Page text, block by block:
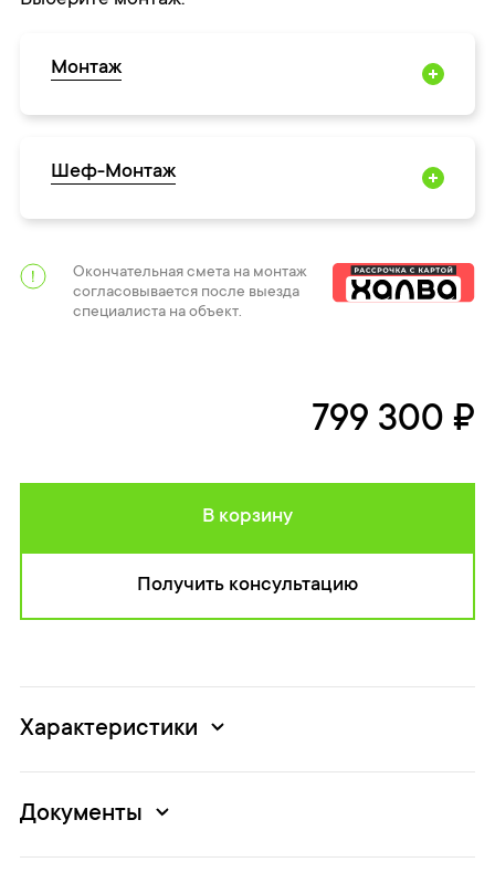
Монтаж
Шеф-Монтаж
Окончательная смета на монтаж
согласовывается после выезда
специалиста на объект.
799 300 ₽
В корзину
Получить консультацию
Характеристики
Документы